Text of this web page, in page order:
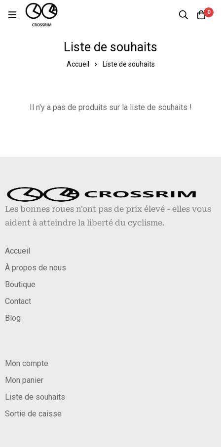
0
Liste de souhaits
Accueil Liste de souhaits
Il n'y a pas de produits sur la liste de souhaits !
Les bonnes roues n'ont pas de prix élevé - elles vous
aident à atteindre la liberté du cyclisme.
Accueil
À propos de nous
Boutique
Contact
Blog
Mon compte
Mon panier
Liste de souhaits
Sortie de caisse